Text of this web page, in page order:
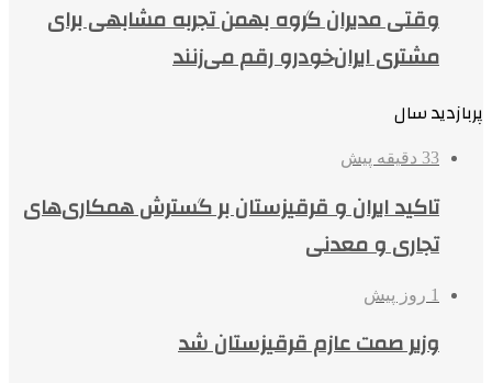
وقتی مدیران گروه بهمن تجربه مشابهی برای
مشتری ایران‌خودرو رقم می‌زنند
پربازدید سال
33 دقیقه پیش
تاکید ایران و قرقیزستان بر گسترش همکاری‌های
تجاری و معدنی
1 روز پیش
وزیر صمت عازم قرقیزستان شد